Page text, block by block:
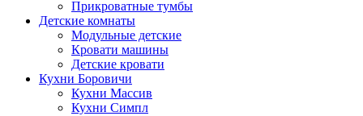
Прикроватные тумбы
Детские комнаты
Модульные детские
Кровати машины
Детские кровати
Кухни Боровичи
Кухни Массив
Кухни Симпл